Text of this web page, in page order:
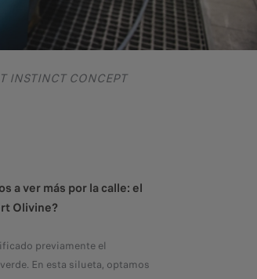
INSTINCT CONCEPT
a ver más por la calle: el
Olivine?
previamente el
En esta silueta, optamos